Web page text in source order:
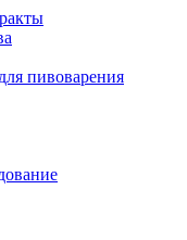
пивоварения